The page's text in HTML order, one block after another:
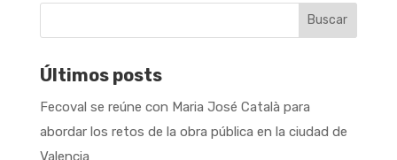
Buscar
Últimos posts
Fecoval se reúne con Maria José Català para
abordar los retos de la obra pública en la ciudad de
Valencia